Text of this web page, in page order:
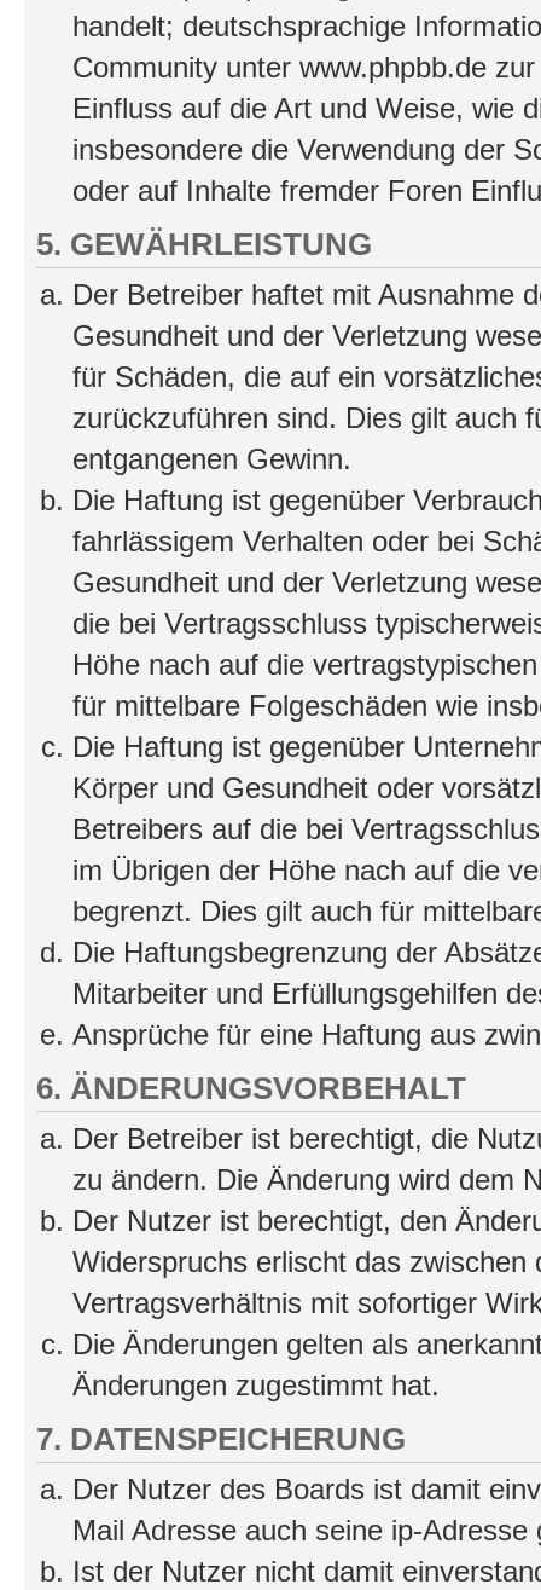
handelt; deutschsprachige
Community unter www.phpbb.de
Einfluss auf die Art und Weise, wie
insbesondere die Verwendung der
oder auf Inhalte fremder Foren
5. GEWÄHRLEISTUNG
Der Betreiber haftet mit Ausnahme
Gesundheit und der Verletzung
für Schäden, die auf ein
zurückzuführen sind. Dies gilt auch
entgangenen Gewinn.
Die Haftung ist gegenüber
fahrlässigem Verhalten oder bei
Gesundheit und der Verletzung
die bei Vertragsschluss
Höhe nach auf die
für mittelbare Folgeschäden wie
Die Haftung ist gegenüber
Körper und Gesundheit oder
Betreibers auf die bei
im Übrigen der Höhe nach auf die
begrenzt. Dies gilt auch für
Die Haftungsbegrenzung der
Mitarbeiter und Erfüllungsgehilfen
Ansprüche für eine Haftung aus
6. ÄNDERUNGSVORBEHALT
Der Betreiber ist berechtigt, die
zu ändern. Die Änderung wird dem
Der Nutzer ist berechtigt, den
Widerspruchs erlischt das
Vertragsverhältnis mit sofortiger
Die Änderungen gelten als
Änderungen zugestimmt hat.
7. DATENSPEICHERUNG
Der Nutzer des Boards ist damit
Mail Adresse auch seine ip-Adresse
Ist der Nutzer nicht damit